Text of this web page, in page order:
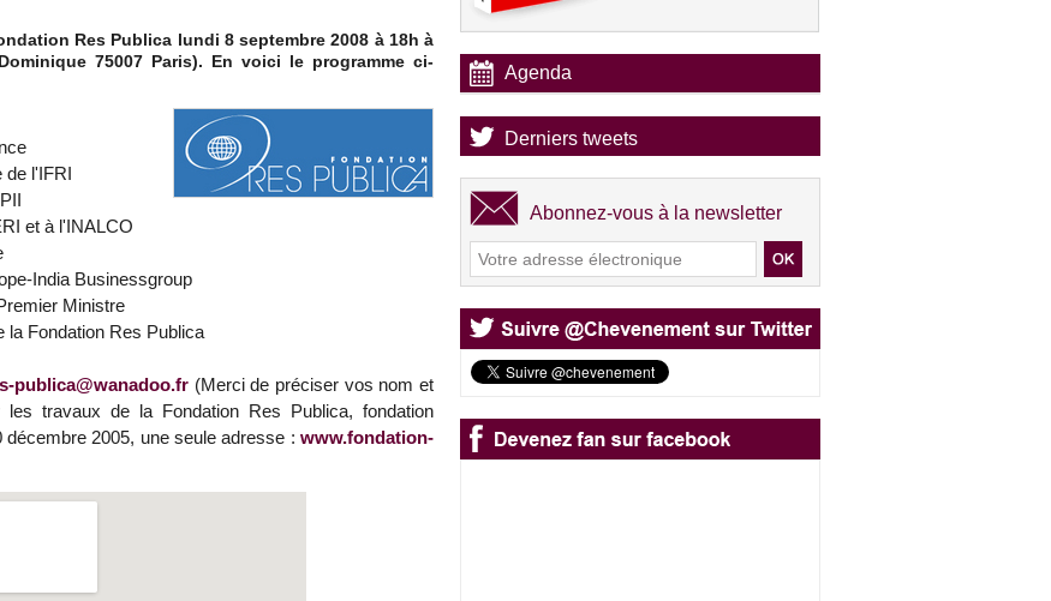
Res Publica lundi 8 septembre 2008 à 18h à
75007 Paris). En voici le programme ci-
de l'IFRI
et à l'INALCO
India Businessgroup
Ministre
la Fondation Res Publica
publica@wanadoo.fr(Merci de préciser vos nom et
les travaux de la Fondation Res Publica, fondation
2005, une seule adresse : www.fondation-
Agenda
Derniers tweets
Abonnez-vous à la newsletter